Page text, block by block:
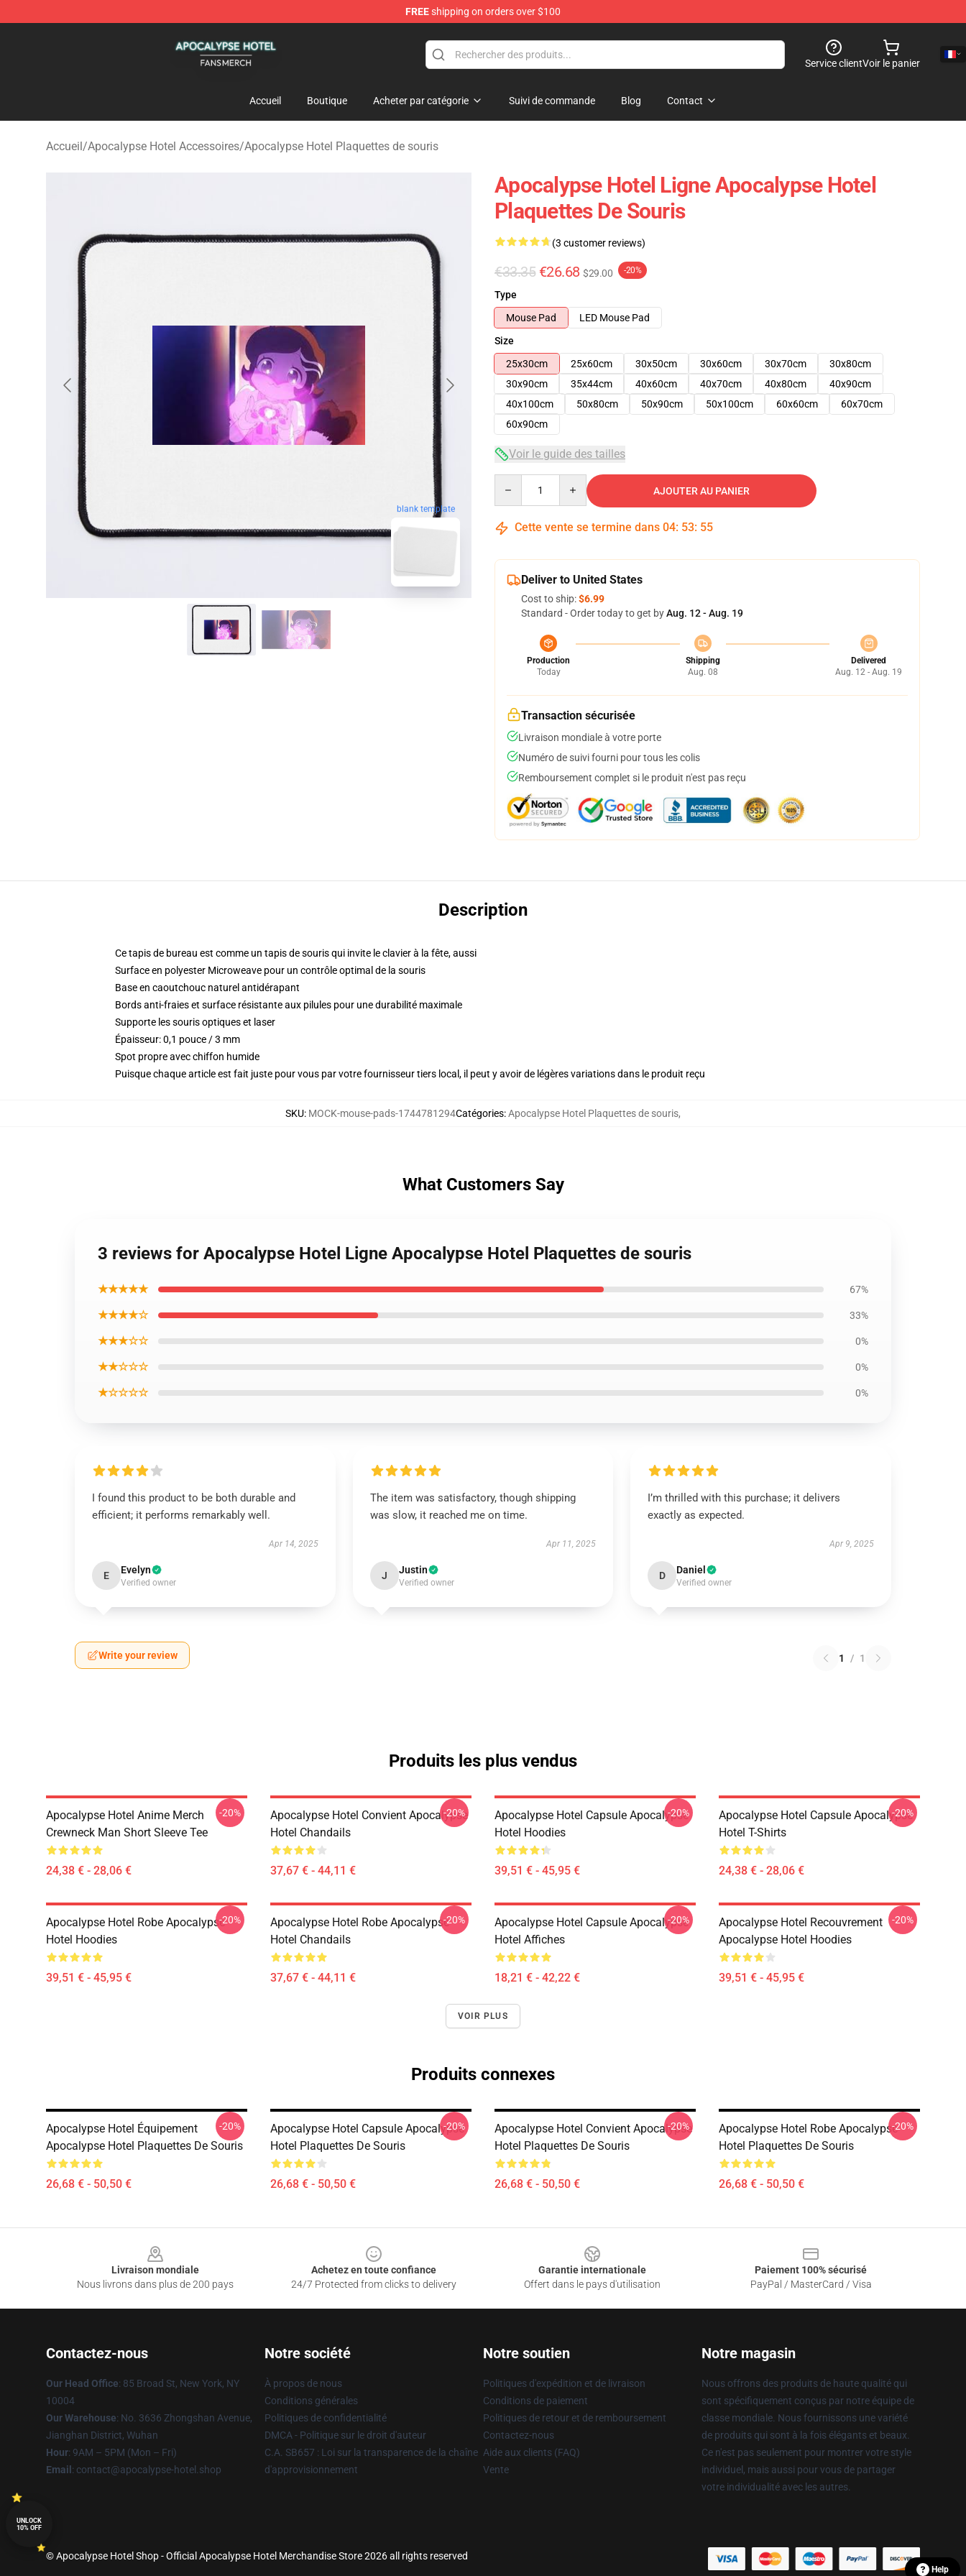
FREEshipping on orders over $100
Service clientVoir le panier
Accueil Boutique Acheter par catégorie Suivi de commande Blog Contact
Accueil/Apocalypse Hotel Accessoires/Apocalypse Hotel Plaquettes de souris
blank template
Apocalypse Hotel Ligne Apocalypse Hotel
Plaquettes De Souris
(3 customer reviews)
€33.35 €26.68 $29.00 -20%
Type
Mouse Pad
LED Mouse Pad
Size
25x30cm
25x60cm 30x50cm 30x60cm 30x70cm
30x80cm
30x90cm
35x44cm 40x60cm 40x70cm 40x80cm
40x90cm
40x100cm
50x80cm 50x90cm 50x100cm 60x60cm
60x70cm
60x90cm
Voir le guide des tailles
AJOUTER AU PANIER
Cette vente se termine dans 04: 53: 54
Deliver to United States
Cost to ship:$6.99
Standard - Order today to get byAug. 12 - Aug. 19
Production
Today
Shipping
Aug. 08
Delivered
Aug. 12 - Aug. 19
Transaction sécurisée
Livraison mondiale à votre porte
Numéro de suivi fourni pour tous les colis
Remboursement complet si le produit n'est pas reçu
Description
Ce tapis de bureau est comme un tapis de souris qui invite le clavier à la fête, aussi
Surface en polyester Microweave pour un contrôle optimal de la souris
Base en caoutchouc naturel antidérapant
Bords anti-fraies et surface résistante aux pilules pour une durabilité maximale
Supporte les souris optiques et laser
Épaisseur: 0,1 pouce / 3 mm
Spot propre avec chiffon humide
Puisque chaque article est fait juste pour vous par votre fournisseur tiers local, il peut y avoir de légères variations dans le produit reçu
SKU: MOCK-mouse-pads-1744781294Catégories:Apocalypse Hotel Plaquettes de souris,
What Customers Say
3 reviews for Apocalypse Hotel Ligne Apocalypse Hotel Plaquettes de souris
★★★★★ 67%
★★★★☆ 33%
★★★☆☆ 0%
★★☆☆☆ 0%
★☆☆☆☆ 0%
I found this product to be both durable and
efficient; it performs remarkably well.
Apr 14, 2025
E Evelyn
Verified owner
The item was satisfactory, though shipping
was slow, it reached me on time.
Apr 11, 2025
J Justin
Verified owner
I’m thrilled with this purchase; it delivers
exactly as expected.
Apr 9, 2025
D Daniel
Verified owner
Write your review 1 / 1
Produits les plus vendus
Apocalypse Hotel Anime Merch
Crewneck Man Short Sleeve Tee
24,38 € - 28,06 €
-20%
Apocalypse Hotel Convient Apocalypse
Hotel Chandails
37,67 € - 44,11 €
-20%
Apocalypse Hotel Capsule Apocalypse
Hotel Hoodies
39,51 € - 45,95 €
-20%
Apocalypse Hotel Capsule Apocalypse
Hotel T-Shirts
24,38 € - 28,06 €
-20%
Apocalypse Hotel Robe Apocalypse
Hotel Hoodies
39,51 € - 45,95 €
-20%
Apocalypse Hotel Robe Apocalypse
Hotel Chandails
37,67 € - 44,11 €
-20%
Apocalypse Hotel Capsule Apocalypse
Hotel Affiches
18,21 € - 42,22 €
-20%
Apocalypse Hotel Recouvrement
Apocalypse Hotel Hoodies
39,51 € - 45,95 €
-20%
VOIR PLUS
Produits connexes
Apocalypse Hotel Équipement
Apocalypse Hotel Plaquettes De Souris
26,68 € - 50,50 €
-20%
Apocalypse Hotel Capsule Apocalypse
Hotel Plaquettes De Souris
26,68 € - 50,50 €
-20%
Apocalypse Hotel Convient Apocalypse
Hotel Plaquettes De Souris
26,68 € - 50,50 €
-20%
Apocalypse Hotel Robe Apocalypse
Hotel Plaquettes De Souris
26,68 € - 50,50 €
-20%
Livraison mondiale
Nous livrons dans plus de 200 pays
Achetez en toute confiance
24/7 Protected from clicks to delivery
Garantie internationale
Offert dans le pays d'utilisation
Paiement 100% sécurisé
PayPal / MasterCard / Visa
Contactez-nous
Our Head Office: 85 Broad St, New York, NY
10004
Our Warehouse: No. 3636 Zhongshan Avenue,
Jianghan District, Wuhan
Hour: 9AM – 5PM (Mon – Fri)
Email : contact@apocalypse-hotel.shop
Notre société
À propos de nous
Conditions générales
Politiques de confidentialité
DMCA - Politique sur le droit d'auteur
C.A. SB657 : Loi sur la transparence de la chaîne
d'approvisionnement
Notre soutien
Politiques d'expédition et de livraison
Conditions de paiement
Politiques de retour et de remboursement
Contactez-nous
Aide aux clients (FAQ)
Vente
Notre magasin
Nous offrons des produits de haute qualité qui
sont spécifiquement conçus par notre équipe de
classe mondiale. Nous fournissons une variété
de produits qui sont à la fois élégants et beaux.
Ce n'est pas seulement pour montrer votre style
individuel, mais aussi pour vous de partager
votre individualité avec les autres.
© Apocalypse Hotel Shop - Official Apocalypse Hotel Merchandise Store 2026 all rights reserved
Help
UNLOCK
10% OFF